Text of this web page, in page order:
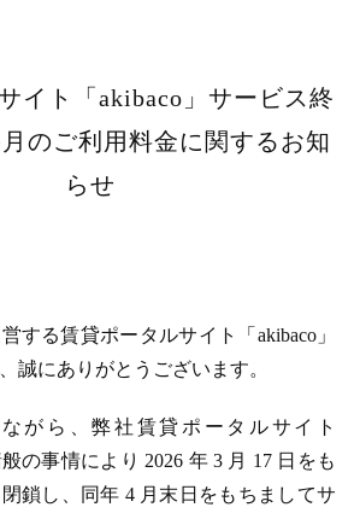
イト「akibaco」サービス終
のご利用料金に関するお知
らせ
する賃貸ポータルサイト「akibaco」
誠にありがとうございます。
がら、弊社賃貸ポータルサイト
般の事情により 2026 年 3 月 17 日をも
鎖し、同年 4 月末日をもちましてサ